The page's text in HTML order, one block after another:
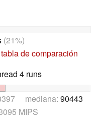
(21%)
de comparación
4 runs
mediana: 90443
MIPS